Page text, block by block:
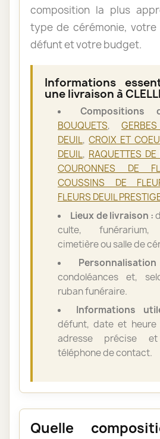
composition la plus
type de cérémonie,
défunt et votre budget.
Informations
une livraison à
Compositions
BOUQUETS,
DEUIL,CROIX ET
DEUIL, RAQUETTES
COURONNES DE
COUSSINS DE
FLEURS DEUIL
Lieux de livraison :
culte, funérarium,
cimetière ou salle de
condoléances et,
ruban funéraire.
Informations
défunt, date et heure
adresse précise
téléphone de contact.
Quelle